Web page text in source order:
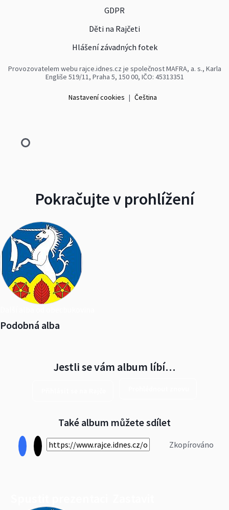
GDPR
Děti na Rajčeti
Hlášení závadných fotek
Provozovatelem webu rajce.idnes.cz je společnost MAFRA, a. s., Karla
Engliše 519/11, Praha 5, 150 00, IČO: 45313351
Nastavení cookies | Čeština
Pokračujte v prohlížení
Podobná alba
Jestli se vám album líbí…
Také album můžete sdílet
Zkopírováno